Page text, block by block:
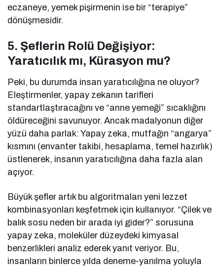
eczaneye, yemek pişirmenin ise bir “terapiye”
dönüşmesidir.
5. Şeflerin Rolü Değişiyor:
Yaratıcılık mı, Kürasyon mu?
Peki, bu durumda insan yaratıcılığına ne oluyor?
Eleştirmenler, yapay zekanın tarifleri
standartlaştıracağını ve “anne yemeği” sıcaklığını
öldüreceğini savunuyor. Ancak madalyonun diğer
yüzü daha parlak: Yapay zeka, mutfağın “angarya”
kısmını (envanter takibi, hesaplama, temel hazırlık)
üstlenerek, insanın yaratıcılığına daha fazla alan
açıyor.
Büyük şefler artık bu algoritmaları yeni lezzet
kombinasyonları keşfetmek için kullanıyor. “Çilek ve
balık sosu neden bir arada iyi gider?” sorusuna
yapay zeka, moleküler düzeydeki kimyasal
benzerlikleri analiz ederek yanıt veriyor. Bu,
insanların binlerce yılda deneme-yanılma yoluyla